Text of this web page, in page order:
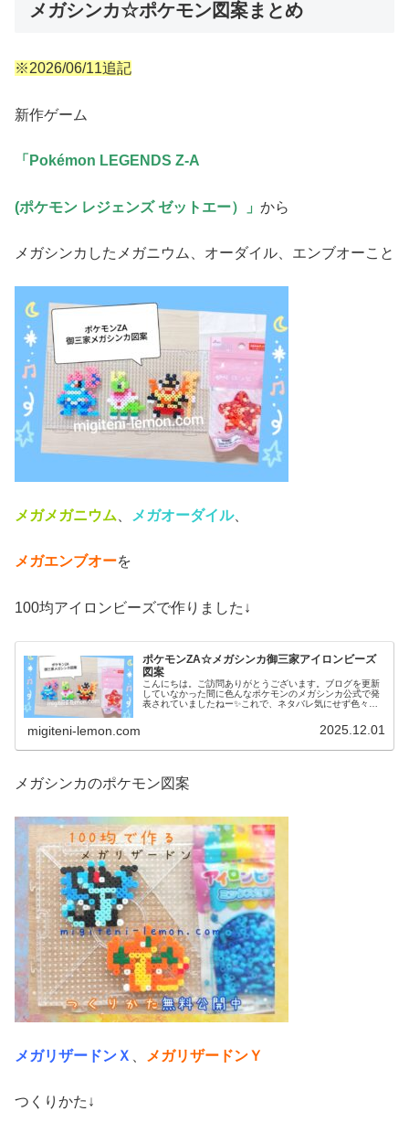
メガシンカ☆ポケモン図案まとめ
※2026/06/11追記
新作ゲーム
「Pokémon LEGENDS Z-A
(ポケモン レジェンズ ゼットエー）」 から
メガシンカしたメガニウム、オーダイル、エンブオーこと
メガメガニウム メガオーダイル、
メガエンブオーを
100均アイロンビーズで作りました↓
ポケモンZA☆メガシンカ御三家アイロンビーズ
図案
こんにちは。ご訪問ありがとうございます。ブログを更新
していなかった間に色んなポケモンのメガシンカ公式で発
表されていましたねー✨️これで、ネタバレ気にせず色々、
migiteni-lemon.com 2025.12.01
メガシンカのポケモン図案
メガリザードンＸ メガリザードンＹ
つくりかた↓